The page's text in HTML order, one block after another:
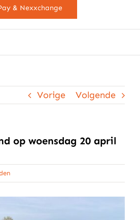
& Nexxchange
Vorige Volgende
op woensdag 20 april